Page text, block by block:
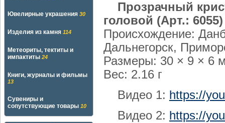
Прозрачный
головой (Арт.: 6055)
Происхождение:
Дальнегорск,
Размеры: 30 × 9 × 6
Вес: 2.16 г
Видео 1: https://
Видео 2: https://
Ювелирные украшения 30
Изделия из камня 114
Метеориты, тектиты и
импактиты 24
Книги, журналы и фильмы
13
Сувениры и
сопутствующие товары 10